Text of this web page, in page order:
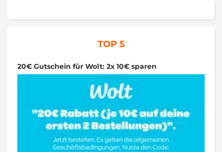
TOP 5
20€ Gutschein für Wolt: 2x 10€ sparen